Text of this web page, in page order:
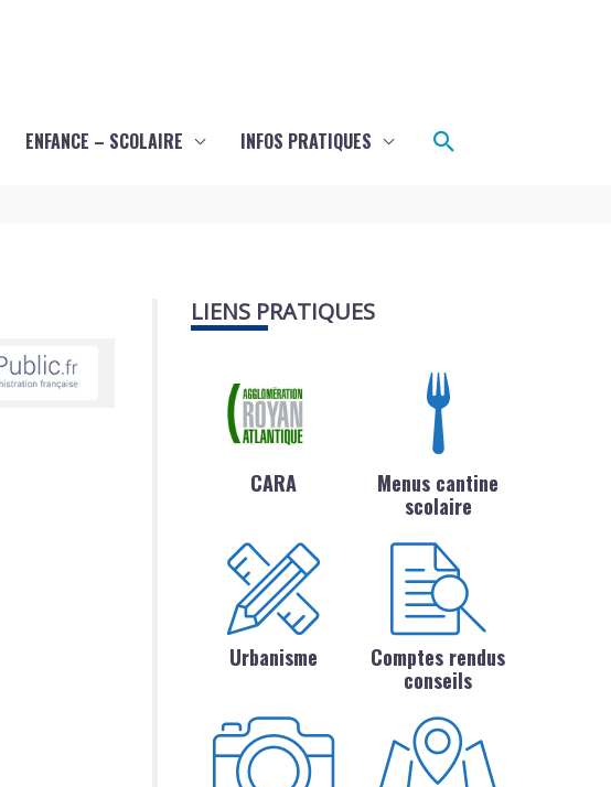
ENFANCE – SCOLAIRE INFOS PRATIQUES Rechercher
LIENS PRATIQUES
CARA
Menus cantine
scolaire
Urbanisme
Comptes rendus
conseils